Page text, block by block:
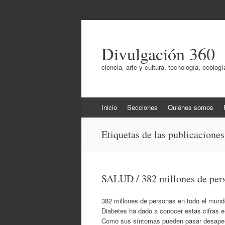
Divulgación 360
ciencia, arte y cultura, tecnología,
al
Inicio Secciones Quiénes somos
Etiquetas de las
SALUD / 382 millones de
382 millones de personas en todo el
Diabetes ha dado a conocer estas cifras
Como sus síntomas pueden pasar